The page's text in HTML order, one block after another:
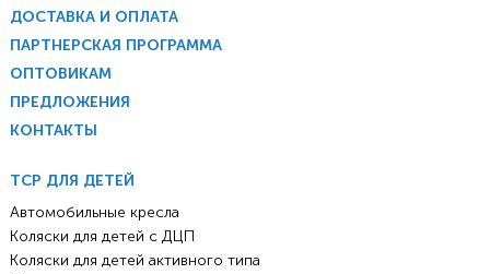
ДОСТАВКА И ОПЛАТА
ПАРТНЕРСКАЯ ПРОГРАММА
ОПТОВИКАМ
ПРЕДЛОЖЕНИЯ
КОНТАКТЫ
ТСР ДЛЯ ДЕТЕЙ
Автомобильные кресла
Коляски для детей с ДЦП
Коляски для детей активного типа